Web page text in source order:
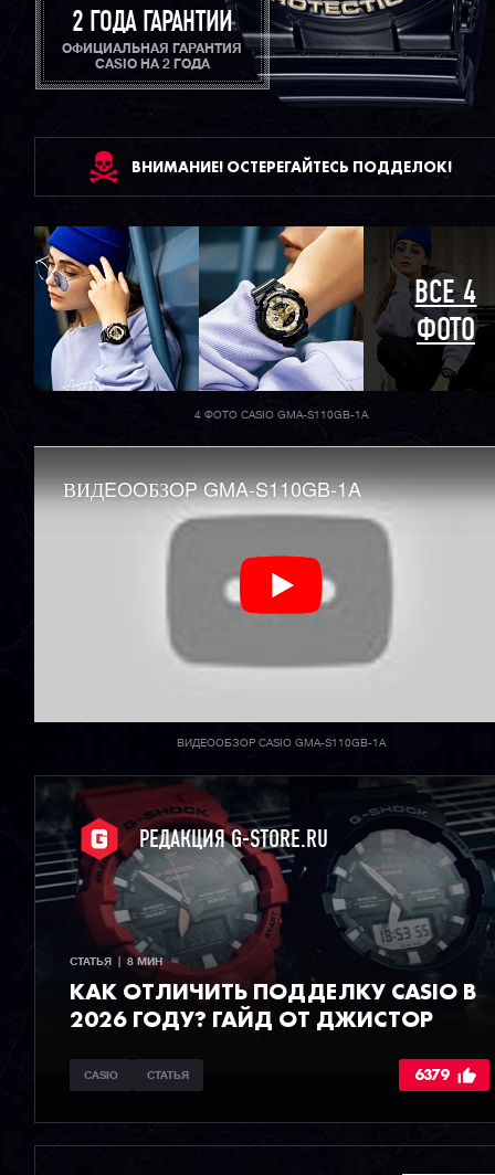
2 ГОДА ГАРАНТИИ
ОФИЦИАЛЬНАЯ ГАРАНТИЯ
CASIO НА 2 ГОДА
ВНИМАНИЕ! ОСТЕРЕГАЙТЕСЬ ПОДДЕЛОК!
ВСЕ 4
ФОТО
4 ФОТО CASIO GMA-S110GB-1A
ВИДEOOБЗOP GMA-S110GB-1A
ВИДЕООБЗОР CASIO GMA-S110GB-1A
РЕДАКЦИЯ G-STORE.RU
СТАТЬЯ  |  8 МИН
КАК ОТЛИЧИТЬ ПОДДЕЛКУ CASIO В
2026 ГОДУ? ГАЙД ОТ ДЖИСТОР
CASIO СТАТЬЯ 6379